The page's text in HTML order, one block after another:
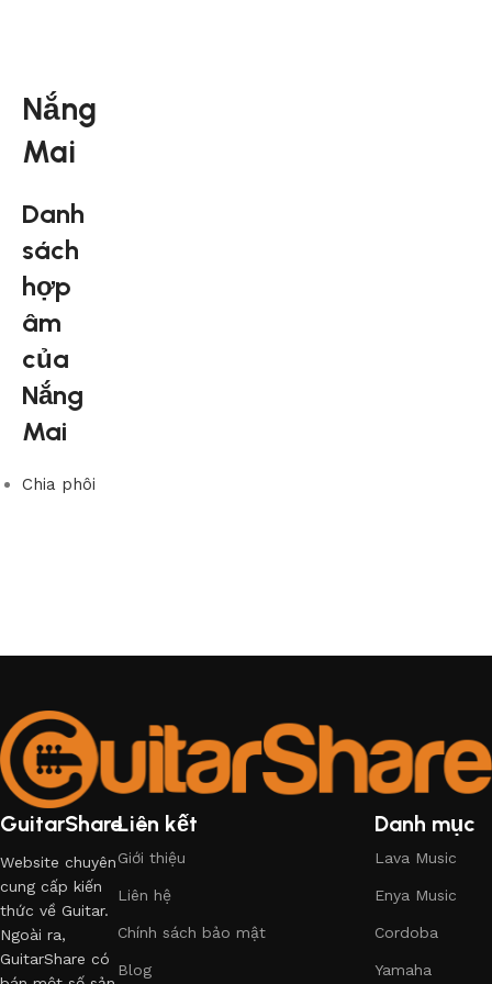
Nắng
Mai
Danh
sách
hợp
âm
của
Nắng
Mai
Chia phôi
GuitarShare
Website chuyên
cung cấp kiến
thức về Guitar.
Ngoài ra,
GuitarShare có
Liên kết
Giới thiệu
Liên hệ
Chính sách bảo mật
Blog
Danh mục
Lava Music
Enya Music
Cordoba
Yamaha